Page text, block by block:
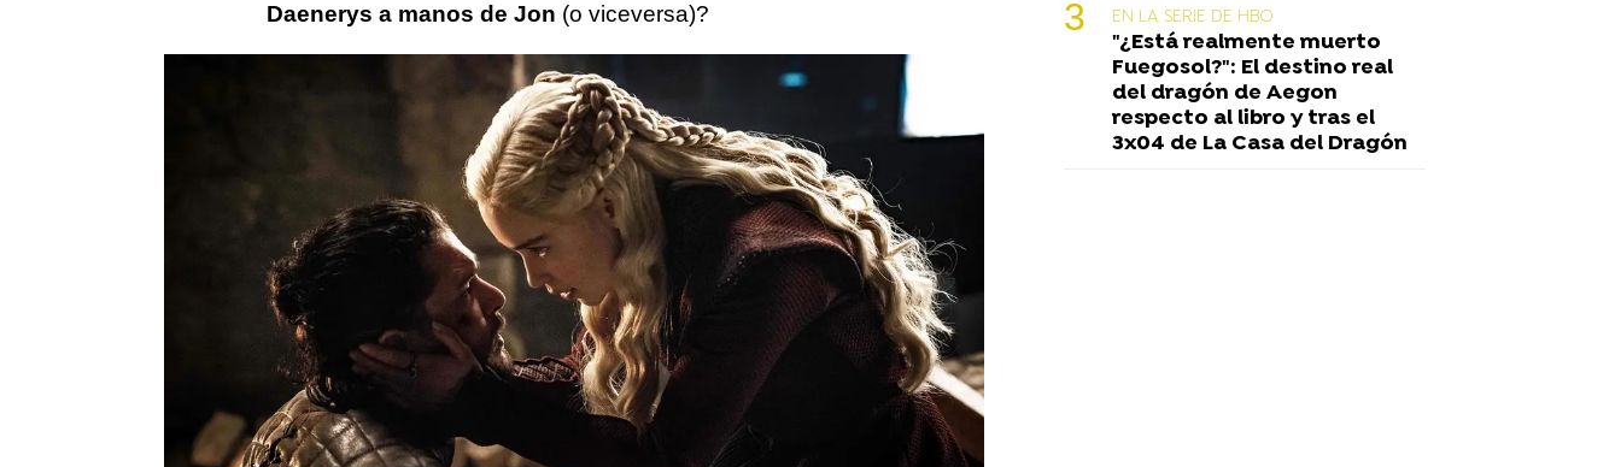
Daenerys a manos de Jon (o viceversa)? EN LA SERIE DE HBO
"¿Está realmente muerto
Fuegosol?": El destino real
del dragón de Aegon
respecto al libro y tras el
3x04 de La Casa del Dragón